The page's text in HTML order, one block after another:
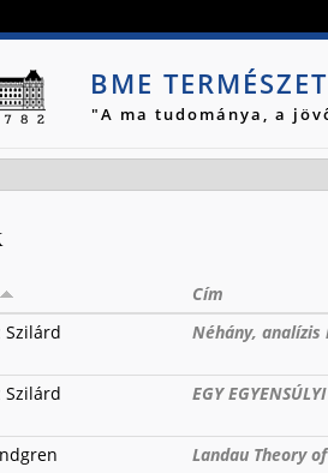
BME
"A ma tudománya, a
Cím
Szilárd Néhány,
Szilárd EGY
Landau Theory